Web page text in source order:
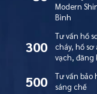
Modern
Bình
300
Tư vấn hồ
cháy, hồ sơ
vạch, đăng
500
Tư vấn
sáng chế